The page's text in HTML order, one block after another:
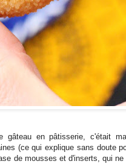
gâteau en pâtisserie, c'était
(ce qui explique sans doute
de mousses et d'inserts, qui ne